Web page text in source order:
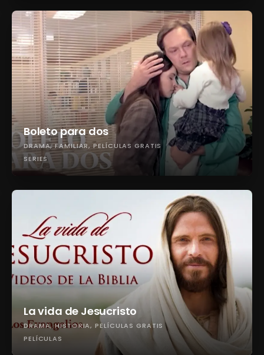
Boleto para dos
DRAMA FAMILIAR PELÍCULAS GRATIS
SERIES
La vida de Jesucristo
DRAMA HISTORIA PELÍCULAS GRATIS
PELÍCULAS